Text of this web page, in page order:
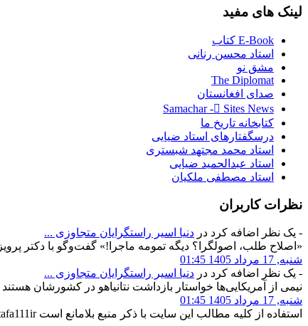
لینک های مفید
E-Book کتاب
استاد محسن رنانی
مشق نو
The Diplomat
صدای افغانستان
Samachar - ُSites News
کتابخانه تاریخ ما
درسگفتارهای استاد ضیایی
استاد محمد مجتهد شبستری
استاد عبدالحمید ضیایی
استاد مصطفی ملکیان
نظرات کاربران
- یک نظر اضافه کرد در دنیا اسیر راستگرایان متجاوزی‌ ...
«اصلاح طلب، اصولگرا؟ دیگه تمومه ماجرا!» گفت‌وگو با دکتر
شنبه, 17 مرداد 1405 01:45
- یک نظر اضافه کرد در دنیا اسیر راستگرایان متجاوزی‌ ...
نیمی از آمریکایی‌ها خواستار بازداشت نتانیاهو در کشورشان
شنبه, 17 مرداد 1405 01:45
استفاده از کلیه مطالب این سایت با ذکر منبع بلامانع است